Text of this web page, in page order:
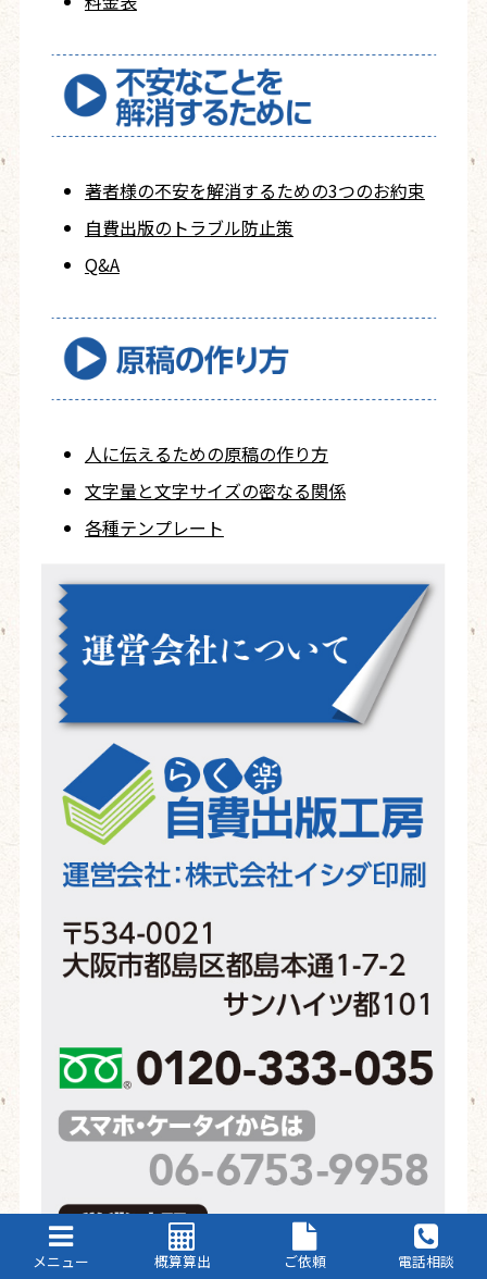
著者様の不安を解消するための3つのお約束
自費出版の トラブル防止策
Q&A
人に伝えるための原稿の作り方
文字量と文字サイズの密なる関係
各種テンプレート
メニュー 概算算出 ご依頼 電話相談